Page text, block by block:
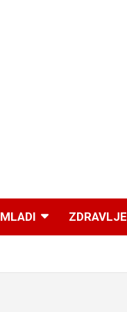
MLADI ZDRAVLJE